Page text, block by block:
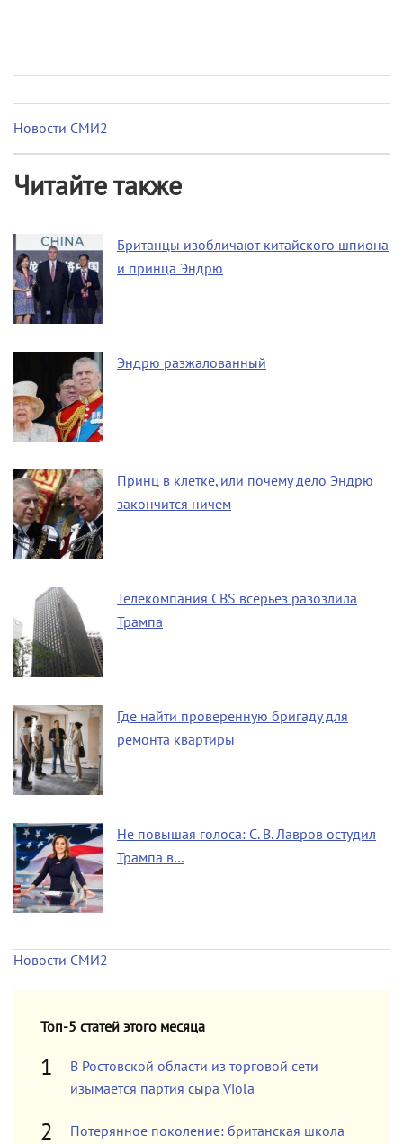
Новости СМИ2
Читайте также
Британцы изобличают китайского шпиона
и принца Эндрю
Эндрю разжалованный
Принц в клетке, или почему дело Эндрю
закончится ничем
Телекомпания CBS всерьёз разозлила
Трампа
Где найти проверенную бригаду для
ремонта квартиры
Не повышая голоса: С. В. Лавров остудил
Трампа в…
Новости СМИ2
Топ-5 статей этого месяца
В Ростовской области из торговой сети
изымается партия сыра Viola
Потерянное поколение: британская школа